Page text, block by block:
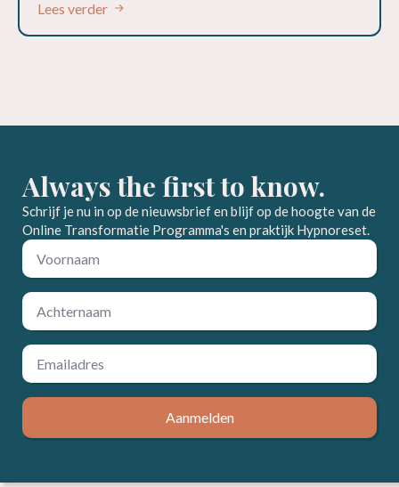
Lees verder
Always the first to know.
Schrijf je nu in op de nieuwsbrief en blijf op de hoogte van de
Online Transformatie Programma's en praktijk Hypnoreset.
Voornaam
Achternaam
Email
Aanmelden